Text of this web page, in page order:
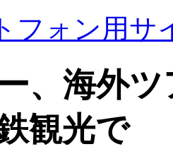
フォン用サ
、海外
観光で